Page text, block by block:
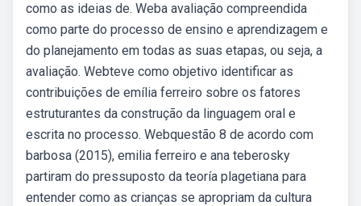
como as ideias de. Weba avaliação compreendida
como parte do processo de ensino e aprendizagem e
do planejamento em todas as suas etapas, ou seja, a
avaliação. Webteve como objetivo identificar as
contribuições de emília ferreiro sobre os fatores
estruturantes da construção da linguagem oral e
escrita no processo. Webquestão 8 de acordo com
barbosa (2015), emilia ferreiro e ana teberosky
partiram do pressuposto da teoría plagetiana para
entender como as crianças se apropriam da cultura